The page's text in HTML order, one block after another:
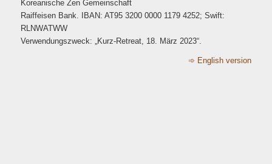
Koreanische Zen Gemeinschaft
Raiffeisen Bank. IBAN: AT95 3200 0000 1179 4252; Swift:
RLNWATWW
Verwendungszweck: „Kurz-Retreat, 18. März 2023“.
➾ English version